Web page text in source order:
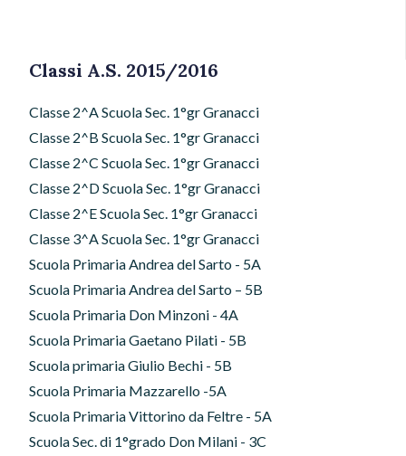
Classi A.S. 2015/2016
Classe 2^A Scuola Sec. 1°gr Granacci
Classe 2^B Scuola Sec. 1°gr Granacci
Classe 2^C Scuola Sec. 1°gr Granacci
Classe 2^D Scuola Sec. 1°gr Granacci
Classe 2^E Scuola Sec. 1°gr Granacci
Classe 3^A Scuola Sec. 1°gr Granacci
Scuola Primaria Andrea del Sarto - 5A
Scuola Primaria Andrea del Sarto – 5B
Scuola Primaria Don Minzoni - 4A
Scuola Primaria Gaetano Pilati - 5B
Scuola primaria Giulio Bechi - 5B
Scuola Primaria Mazzarello -5A
Scuola Primaria Vittorino da Feltre - 5A
Scuola Sec. di 1°grado Don Milani - 3C